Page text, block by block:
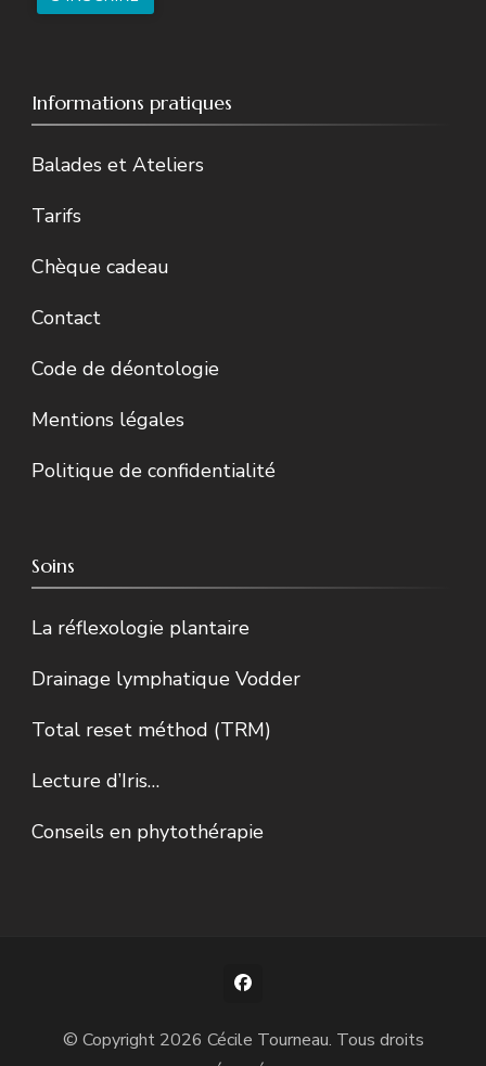
Informations pratiques
Balades et Ateliers
Tarifs
Chèque cadeau
Contact
Code de déontologie
Mentions légales
Politique de confidentialité
Soins
La réflexologie plantaire
Drainage lymphatique Vodder
Total reset méthod (TRM)
Lecture d’Iris…
Conseils en phytothérapie
© Copyright 2026 Cécile Tourneau. Tous droits